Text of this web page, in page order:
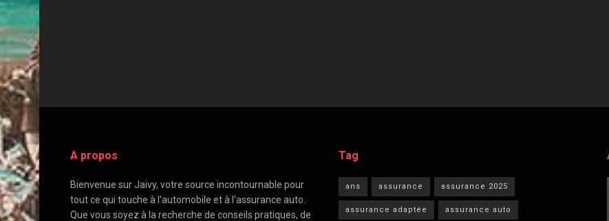
A propos
Bienvenue sur Jaivy, votre source incontournable pour
tout ce qui touche à l'automobile et à l'assurance auto.
Que vous soyez à la recherche de conseils pratiques, de
Tag
ans assurance assurance 2025
assurance adaptée assurance auto